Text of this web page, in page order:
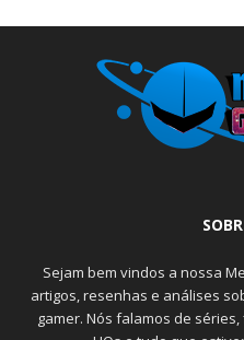
Sejam bem vindos a nossa
artigos, resenhas e análises
gamer. Nós falamos de